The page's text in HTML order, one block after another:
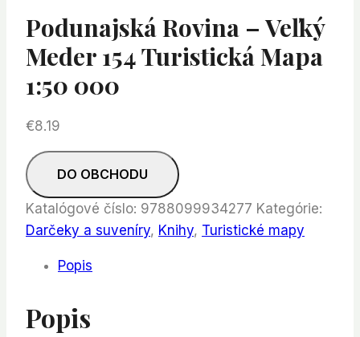
Podunajská Rovina – Veľký
Meder 154 Turistická Mapa
1:50 000
€8.19
DO OBCHODU
Katalógové číslo: 9788099934277 Kategórie:
Darčeky a suveníry, Knihy, Turistické mapy
Popis
Popis